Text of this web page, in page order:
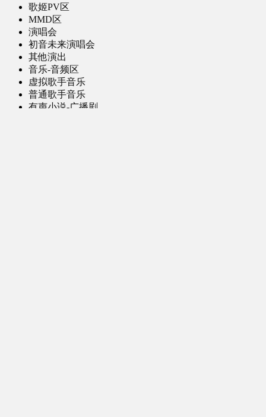
歌姬PV区
MMD区
演唱会
初音未来演唱会
其他演出
音乐-音频区
虚拟歌手音乐
普通歌手音乐
有声小说-广播剧